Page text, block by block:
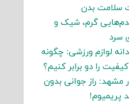
سلامت بدن
گرم، شیک و
سرد
لوازم ورزشی: چگونه
را دو برابر کنیم؟
مشهد: راز جوانی بدون
پریمیوم!